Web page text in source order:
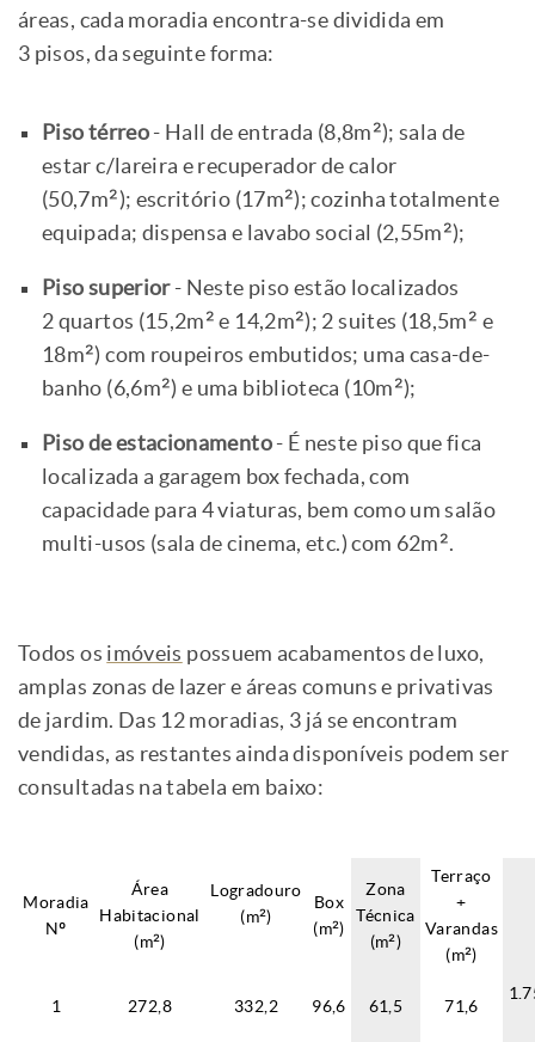
áreas, cada moradia encontra-se dividida em
3 pisos, da seguinte forma:
Piso térreo- Hall de entrada (8,8m²); sala de
estar c/lareira e recuperador de calor
(50,7m²); escritório (17m²); cozinha totalmente
equipada; dispensa e lavabo social (2,55m²);
Piso superior- Neste piso estão localizados
2 quartos (15,2m² e 14,2m²); 2 suites (18,5m² e
18m²) com roupeiros embutidos; uma casa-de-
banho (6,6m²) e uma biblioteca (10m²);
Piso de estacionamento- É neste piso que fica
localizada a garagem box fechada, com
capacidade para 4 viaturas, bem como um salão
multi-usos (sala de cinema, etc.) com 62m².
Todos os imóveis possuem acabamentos de luxo,
amplas zonas de lazer e áreas comuns e privativas
de jardim. Das 12 moradias, 3 já se encontram
vendidas, as restantes ainda disponíveis podem ser
consultadas na tabela em baixo:
Moradia
Nº
Área
Habitacional
(m²)
Logradouro
(m²)
Box
(m²)
Zona
Técnica
(m²)
Terraço
+
Varandas
(m²)
1 272,8 332,2 96,6 61,5 71,6